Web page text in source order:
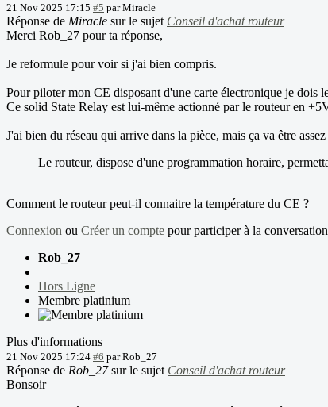
21 Nov 2025 17:15 #5 parMiracle
Réponse de Miracle sur le sujet Conseil d'achat routeur
Merci Rob_27 pour ta réponse,
Je reformule pour voir si j'ai bien compris.
Pour piloter mon CE disposant d'une carte électronique je dois
Ce solid State Relay est lui-même actionné par le routeur en
J'ai bien du réseau qui arrive dans la pièce, mais ça va être
Le routeur, dispose d'une programmation horaire,
Comment le routeur peut-il connaitre la température du CE ?
Connexion ou Créer un compte pour participer à la
Rob_27
Hors Ligne
Membre platinium
Plus d'informations
21 Nov 2025 17:24 #6 parRob_27
Réponse de Rob_27sur le sujet Conseil d'achat routeur
Bonsoir